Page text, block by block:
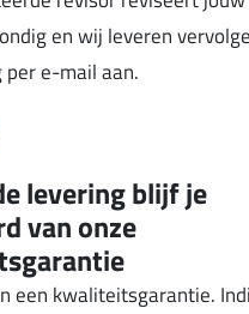
en wij leveren
e-mail aan.
levering blijf je
van onze
een kwaliteitsgarantie.